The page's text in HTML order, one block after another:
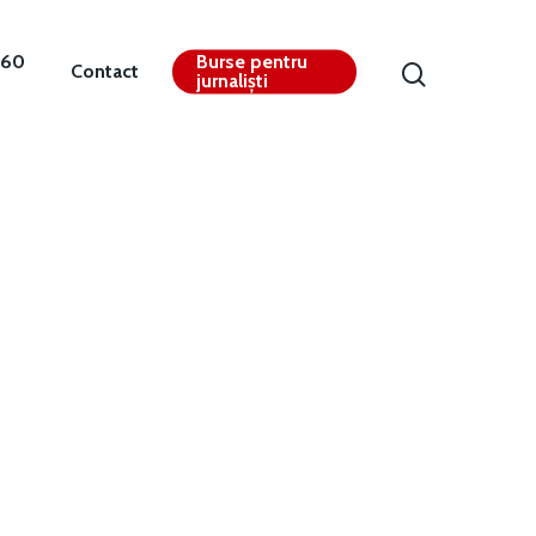
Contact
Burse pentru
jurnaliști